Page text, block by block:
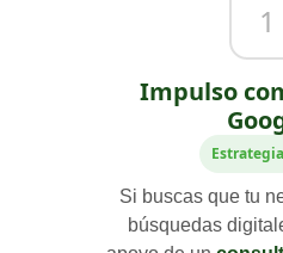
1
Impulso
Si buscas que tu
búsquedas